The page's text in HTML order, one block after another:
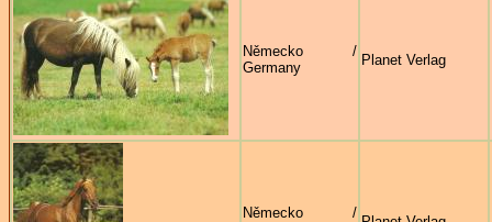
Německo /
Germany
Planet Verlag
Německo /